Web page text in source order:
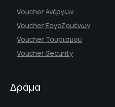
Voucher Ανέργων
Voucher Εργαζομένων
Voucher Τουρισμού
Voucher Security
Δράμα